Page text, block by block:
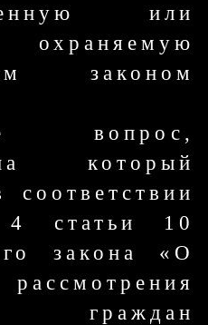
или
законом
вопрос,
который
статьи 10
закона «О
граждан